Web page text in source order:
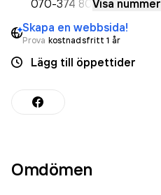
070-374 80 Visa nummer
Skapa en webbsida!
Prova kostnadsfritt 1 år
Lägg till öppettider
Omdömen